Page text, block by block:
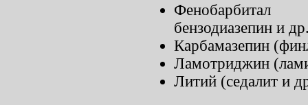
Фенобарбитал
бензодиазепин и
Карбамазепин
Ламотриджин
Литий (седалит и